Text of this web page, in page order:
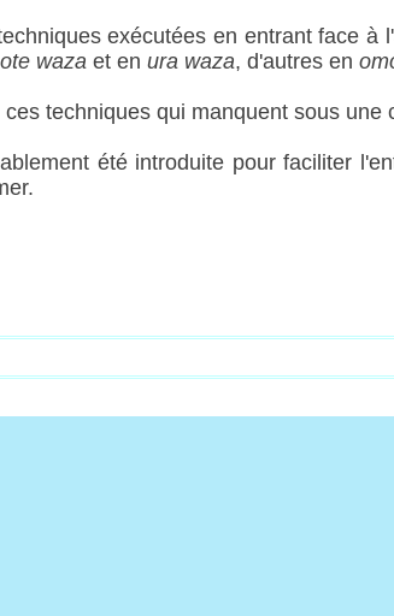
exécutées en entrant face à
waza et en ura waza, d'autres en
techniques qui manquent sous
été introduite pour faciliter